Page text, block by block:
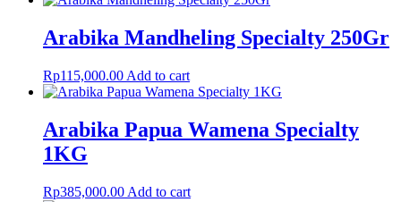
Arabika Mandheling Specialty 250Gr
Rp115,000.00 Add to cart
Arabika Papua Wamena Specialty
1KG
Rp385,000.00 Add to cart